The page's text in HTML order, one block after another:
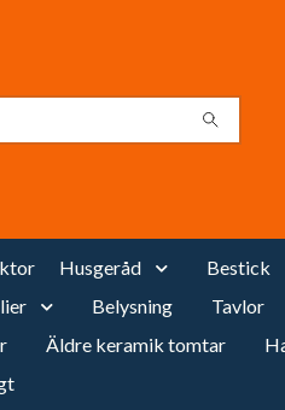
Husgeråd Bestick
Belysning Tavlor
Äldre keramik tomtar